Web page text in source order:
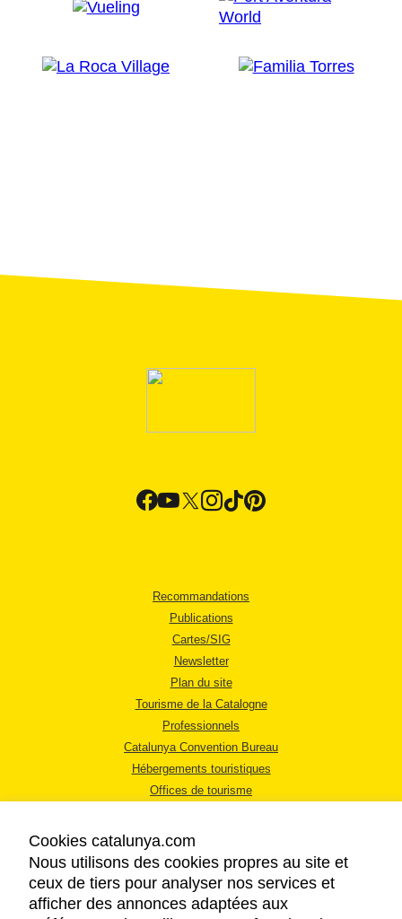
Recommandations
Publications
Cartes/SIG
Newsletter
Plan du site
Tourisme de la Catalogne
Professionnels
Catalunya Convention Bureau
Hébergements touristiques
Offices de tourisme
MENTIONS LÉGALES
Cookies catalunya.com
Nous utilisons des cookies propres au site et
ceux de tiers pour analyser nos services et
afficher des annonces adaptées aux